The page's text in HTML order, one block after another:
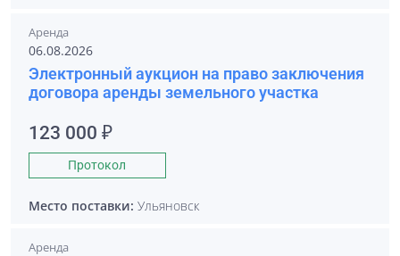
Аренда
06.08.2026
Электронный аукцион на право заключения
договора аренды земельного участка
123 000 ₽
Протокол
Место поставки: Ульяновск
Аренда